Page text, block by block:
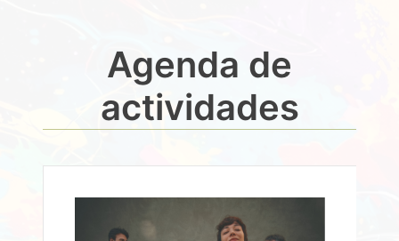
Agenda de
actividades